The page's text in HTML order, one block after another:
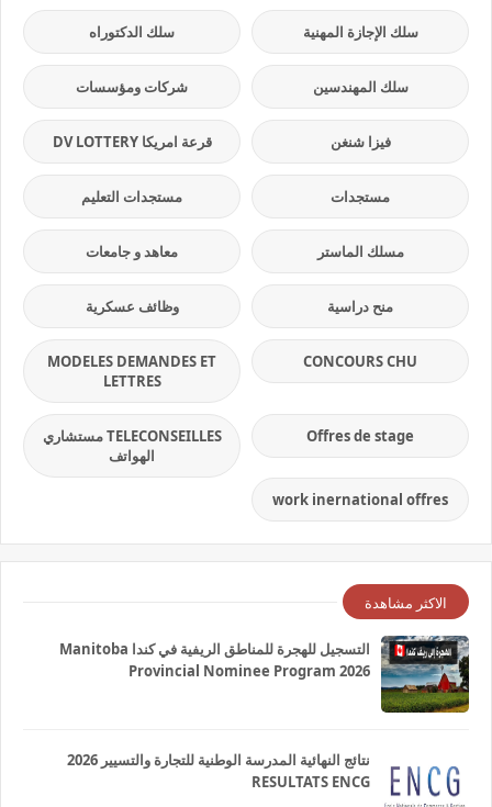
سلك الإجازة المهنية سلك الدكتوراه
سلك المهندسين شركات ومؤسسات
فيزا شنغن قرعة امريكا DV LOTTERY
مستجدات مستجدات التعليم
مسلك الماستر معاهد و جامعات
منح دراسية وظائف عسكرية
CONCOURS CHU
MODELES DEMANDES ET
LETTRES
Offres de stage
TELECONSEILLES مستشاري
الهواتف
work inernational offres
الاكثر مشاهدة
التسجيل للهجرة للمناطق الريفية في كندا Manitoba
Provincial Nominee Program 2026
نتائج النهائية المدرسة الوطنية للتجارة والتسيير 2026
RESULTATS ENCG